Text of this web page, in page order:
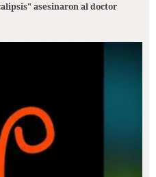
asesinaron al doctor